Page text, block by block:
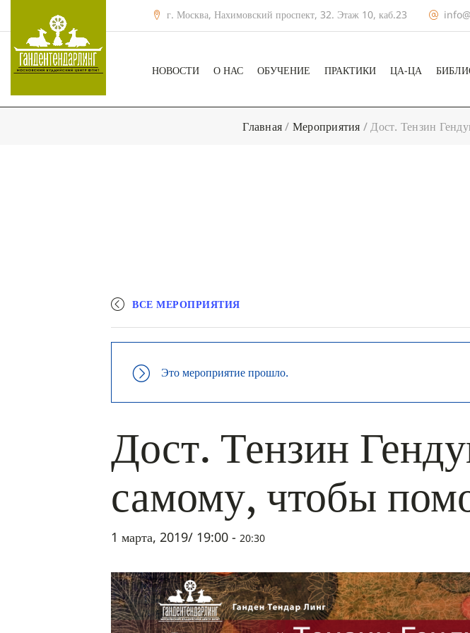
г. Москва, Нахимовский проспект, 32. Этаж 10, каб.23
НОВОСТИ О НАС ОБУЧЕНИЕ ПРАКТИКИ ЦА-ЦА
Главная/ Мероприятия /Дост. Тензин
ВСЕ МЕРОПРИЯТИЯ
Это мероприятие прошло.
Дост. Тензин
самому, чтобы
1 марта, 2019/ 19:00 - 20:30